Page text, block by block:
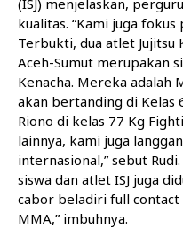
(ISJ) menjelaskan,
kualitas. “Kami juga
Terbukti, dua atlet Jujitsu
Aceh-Sumut merupakan
Kenacha. Mereka adalah
akan bertanding di Kelas
Riono di kelas 77 Kg
lainnya, kami juga
internasional,” sebut
siswa dan atlet ISJ juga
cabor beladiri full contact
MMA,” imbuhnya.